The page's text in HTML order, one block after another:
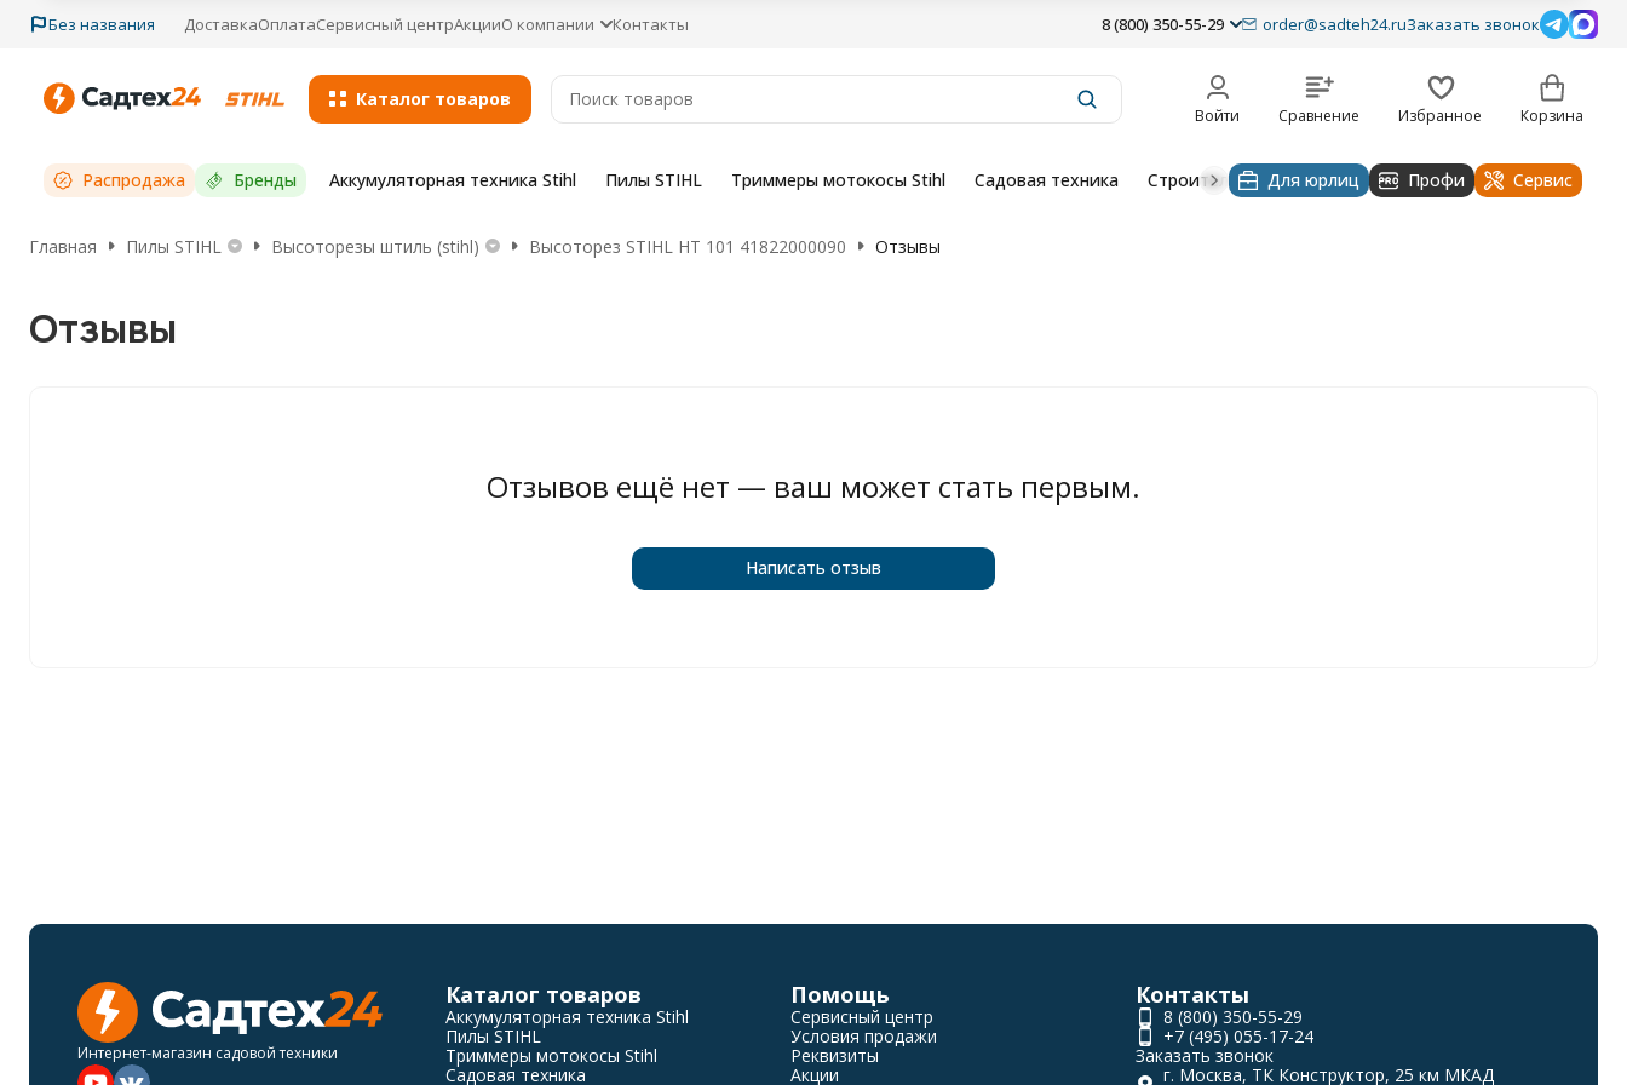
Без названия ДоставкаОплатаСервисный центрАкцииО компании Контакты 8 (800) 350-55-29 order@sadteh24.ruЗаказать звонок
Каталог товаров
Войти Сравнение Избранное Корзина
Распродажа Бренды Аккумуляторная техника Stihl Пилы STIHL Триммеры мотокосы Stihl Садовая техника Строительная техника Очистительные устройства
Для юрлиц Профи Сервис
Главная Пилы STIHL Высоторезы штиль (stihl) Высоторез STIHL HT 101 41822000090 Отзывы
Отзывы
Отзывов ещё нет — ваш может стать первым.
Написать отзыв
Интернет-магазин садовой техники
Каталог товаров
Аккумуляторная техника Stihl
Пилы STIHL
Триммеры мотокосы Stihl
Садовая техника
Помощь
Сервисный центр
Условия продажи
Реквизиты
Акции
Контакты
8 (800) 350-55-29
+7 (495) 055-17-24
Заказать звонок
г. Москва, ТК Конструктор, 25 км МКАД